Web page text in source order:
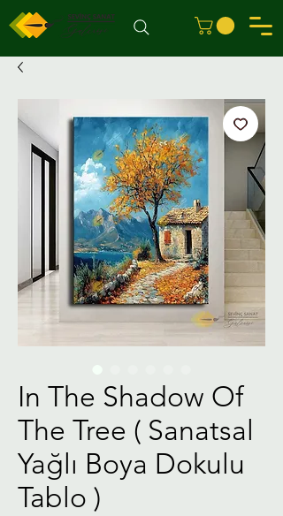
In The Shadow Of
The Tree ( Sanatsal
Yağlı Boya Dokulu
Tablo )